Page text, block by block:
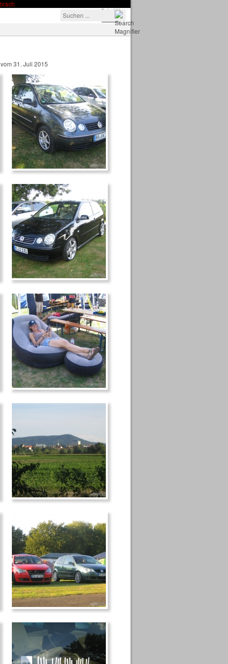
Polo 9N
Polo 6R
vom 31. Juli 2015